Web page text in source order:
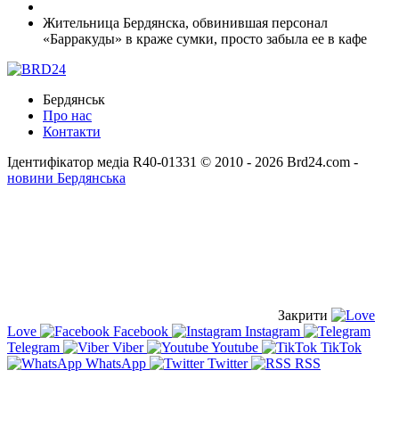
Жительница Бердянска, обвинившая персонал
«Барракуды» в краже сумки, просто забыла ее в кафе
Бердянськ
Про нас
Контакти
Ідентифікатор медіа R40-01331 © 2010 - 2026 Brd24.com -
новини Бердянська
Закрити
Love
Facebook
Instagram
Telegram
Viber Youtube
TikTok
WhatsApp
Twitter RSS